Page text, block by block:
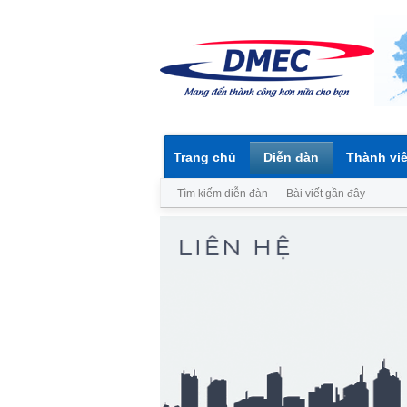
Trang chủ Diễn đàn
Tìm kiếm diễn đàn Bài viết gần đây
Thành